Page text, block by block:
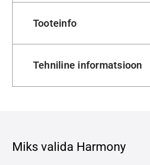
Tooteinfo
Tehniline informatsioon
Miks valida Harmony